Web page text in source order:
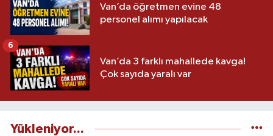
Van’da öğretmen evine 48
personel alımı yapılacak
Van’da 3 farklı mahallede kavga!
Çok sayıda yaralı var
6
Yükleniyor...